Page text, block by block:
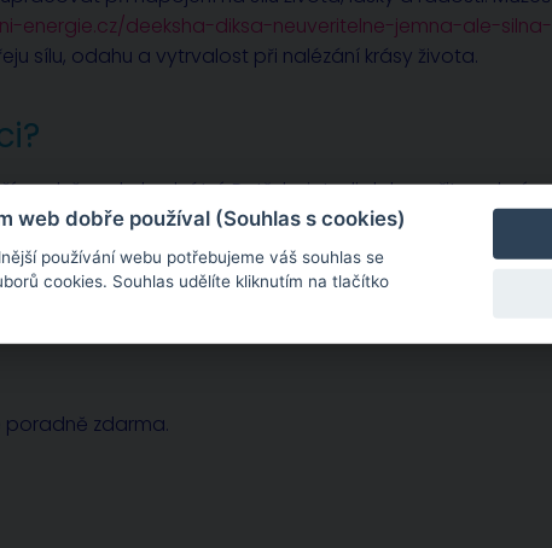
energie.cz/deeksha-diksa-neuveritelne-jemna-ale-silna-
sílu, odahu a vytrvalost při nalézání krásy života.
osobě zcela konkrétní. Potřebujete-li dohovořit osobní
poradně zdarma.
web dobře používal (Souhlas s cookies)
používání webu potřebujeme váš souhlas se
cookies. Souhlas udělíte kliknutím na tlačítko